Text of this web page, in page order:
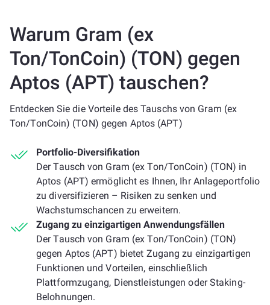
Warum Gram (ex
Ton/TonCoin) (TON) gegen
Aptos (APT) tauschen?
Entdecken Sie die Vorteile des Tauschs von Gram (ex
Ton/TonCoin) (TON) gegen Aptos (APT)
Portfolio-Diversifikation
Der Tausch von Gram (ex Ton/TonCoin) (TON) in
Aptos (APT) ermöglicht es Ihnen, Ihr Anlageportfolio
zu diversifizieren – Risiken zu senken und
Wachstumschancen zu erweitern.
Zugang zu einzigartigen Anwendungsfällen
Der Tausch von Gram (ex Ton/TonCoin) (TON)
gegen Aptos (APT) bietet Zugang zu einzigartigen
Funktionen und Vorteilen, einschließlich
Plattformzugang, Dienstleistungen oder Staking-
Belohnungen.